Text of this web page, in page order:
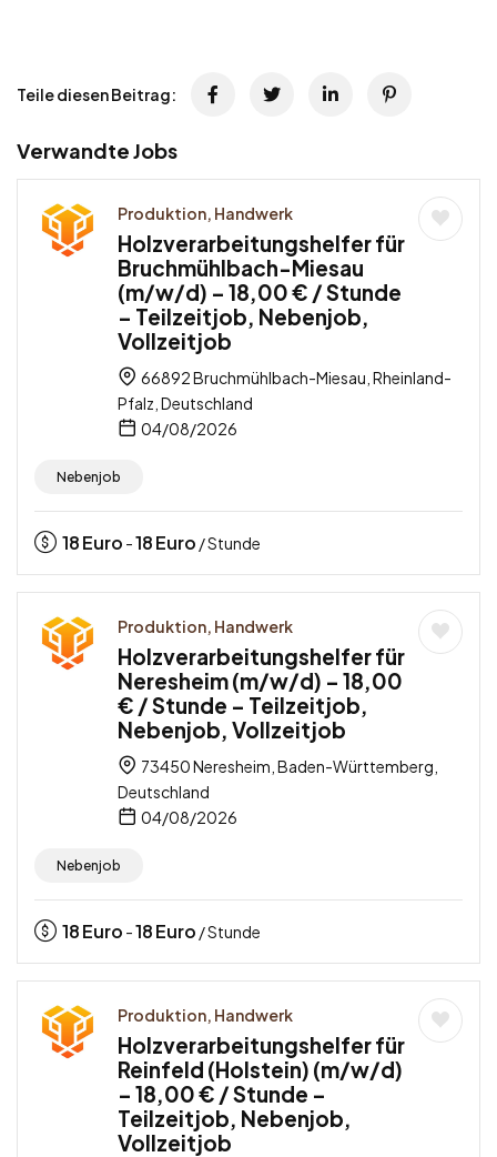
Teile diesen Beitrag:
Verwandte Jobs
Produktion, Handwerk
Holzverarbeitungshelfer für
Bruchmühlbach-Miesau
(m/w/d) – 18,00 € / Stunde
– Teilzeitjob, Nebenjob,
Vollzeitjob
66892 Bruchmühlbach-Miesau, Rheinland-
Pfalz, Deutschland
04/08/2026
Nebenjob
18Euro -18Euro / Stunde
Produktion, Handwerk
Holzverarbeitungshelfer für
Neresheim (m/w/d) – 18,00
€ / Stunde – Teilzeitjob,
Nebenjob, Vollzeitjob
73450 Neresheim, Baden-Württemberg,
Deutschland
04/08/2026
Nebenjob
18Euro -18Euro / Stunde
Produktion, Handwerk
Holzverarbeitungshelfer für
Reinfeld (Holstein) (m/w/d)
– 18,00 € / Stunde –
Teilzeitjob, Nebenjob,
Vollzeitjob